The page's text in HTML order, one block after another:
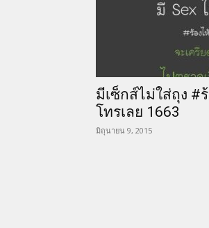
มีเซ็กส์ไม่ใส่ถุง #
โทรเลย 1663
มิถุนายน 9, 2015